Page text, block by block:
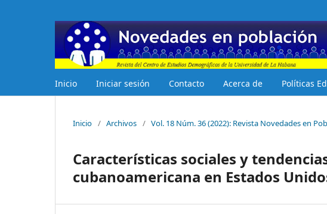
Inicio Iniciar sesión Contacto Acerca de Políticas
Inicio / Archivos / Vol. 18 Núm. 36 (2022): Revista Novedades en
Características sociales y
cubanoamericana en Estados